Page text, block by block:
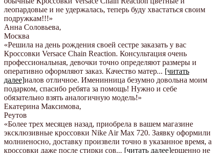
леопардовые и не удержалась, теперь буду хвастаться своим
подружкам!!!»
Анна Соловьева,
Москва
«Решила на день рождения своей сестре заказать у вас
Кроссовки Versace Chain Reaction. Консультация очень
профессиональная, девочки точно определяют размеры и
оперативно оформляют заказ. Качество матер... [читать
далее]иалов отличное. Именинница безумно довольна моим
подарком, спасибо ребята за помощь! Нужно и себе
обязательно взять аналогичную модель!»
Екатерина Максимова,
Реутов
«Более трех месяцев назад, приобрела в вашем магазине
эксклюзивные кроссовки Nike Air Max 720. Заявку оформили
молниеносно, доставку произвели точно в указанное время, а
кроссовки даже после стирки сов... [читать далее]ершенно не